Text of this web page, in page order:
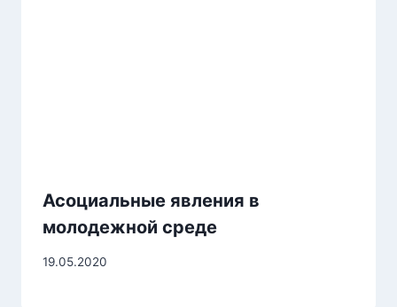
Асоциальные явления в
молодежной среде
19.05.2020